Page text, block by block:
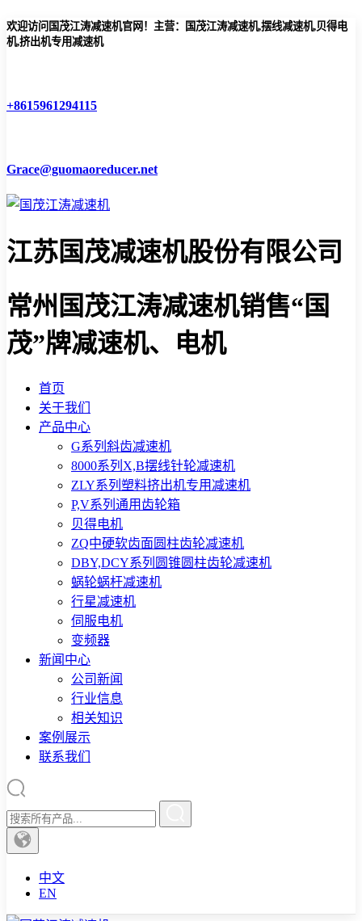
欢迎访问国茂江涛减速机官网！主营：国茂江涛减速机,摆线减速机,贝得电
机,挤出机专用减速机
+8615961294115
Grace@guomaoreducer.net
江苏国茂减速机股份有限公司
常州国茂江涛减速机销售“国
茂”牌减速机、电机
首页
关于我们
产品中心
G系列斜齿减速机
8000系列X,B摆线针轮减速机
ZLY系列塑料挤出机专用减速机
P,V系列通用齿轮箱
贝得电机
ZQ中硬软齿面圆柱齿轮减速机
DBY,DCY系列圆锥圆柱齿轮减速机
蜗轮蜗杆减速机
行星减速机
伺服电机
变频器
新闻中心
公司新闻
行业信息
相关知识
案例展示
联系我们
中文
EN